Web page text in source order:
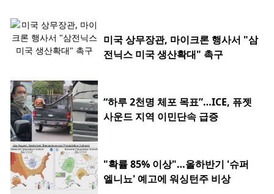
미국 상무장관, 마이크론 행사서 "삼
전닉스 미국 생산확대" 촉구
“하루 2천명 체포 목표”…ICE, 퓨젯
사운드 지역 이민단속 급증
"확률 85% 이상"…올하반기 '슈퍼
엘니뇨' 예고에 워싱턴주 비상